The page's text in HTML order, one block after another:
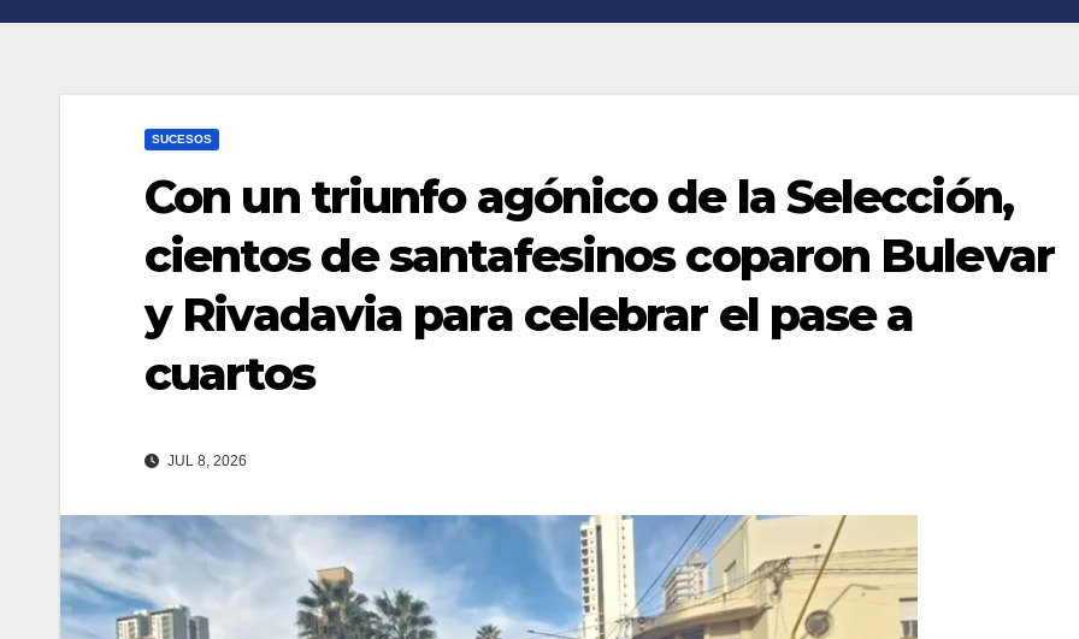
SUCESOS
Con un triunfo agónico de la Selección,
cientos de santafesinos coparon Bulevar
y Rivadavia para celebrar el pase a
cuartos
JUL 8, 2026
n